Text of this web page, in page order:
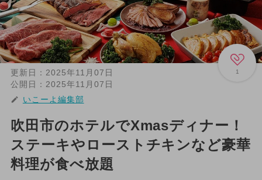
1
更新日： 2025年11月07日
公開日： 2025年11月07日
いこーよ編集部
吹田市のホテルでXmasディナー！
ステーキやローストチキンなど豪華
料理が食べ放題